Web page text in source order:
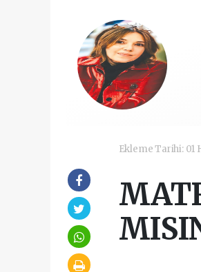
Ekleme Tarihi: 01